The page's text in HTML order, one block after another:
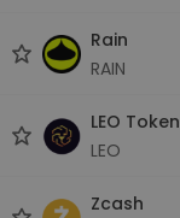
Rain
RAIN
LEO Token
LEO
Zcash